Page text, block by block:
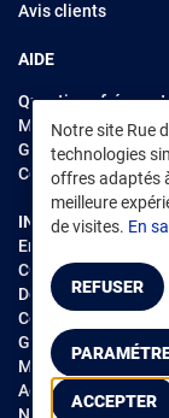
Notre site Rue
technologies
offres adaptés
meilleure
de visites. En
REFUSER
ACCEPTER
Avis clients
AIDE
Questions
Modes de
Garantie et retours
Contacter Rue du
INFORMATIONS
Environnement
CGV /CGU
Données
Cookies
Gérer mes cookies
Mentions légales
Accessibilité : non